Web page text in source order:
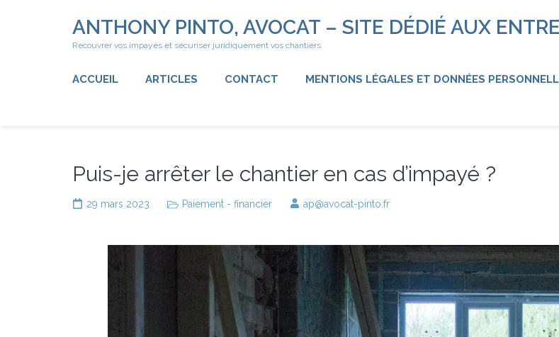
ANTHONY PINTO, AVOCAT – SITE DÉDIÉ AUX
Recouvrer vos impayés et sécuriser juridiquement vos chantiers
ACCUEIL ARTICLES CONTACT MENTIONS LÉGALES ET DONNÉES
Puis-je arrêter le chantier en cas d’impayé ?
29 mars 2023 Paiement - financier ap@avocat-pinto.fr